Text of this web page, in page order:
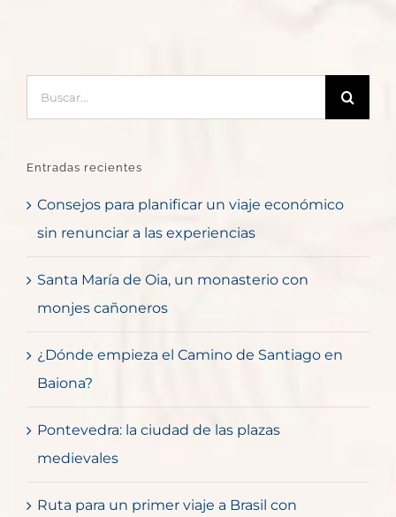
Entradas recientes
Consejos para planificar un viaje económico
sin renunciar a las experiencias
Santa María de Oia, un monasterio con
monjes cañoneros
¿Dónde empieza el Camino de Santiago en
Baiona?
Pontevedra: la ciudad de las plazas
medievales
Ruta para un primer viaje a Brasil con